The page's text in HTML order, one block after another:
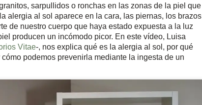
sarpullidos o ronchas en las zonas de la piel que
alergia al sol aparece en la cara, las piernas, los brazos
de nuestro cuerpo que haya estado expuesta a la luz
producen un incómodo picor. En este vídeo, Luisa
Vitae-, nos explica qué es la alergia al sol, por qué
podemos prevenirla mediante la ingesta de un